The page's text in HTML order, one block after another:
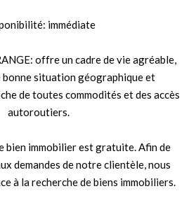
immédiate
offre un cadre de vie agréable,
bonne situation géographique et
de toutes commodités et des accès
autoroutiers.
bien immobilier est gratuite. Afin de
demandes de notre clientèle, nous
à la recherche de biens immobiliers.